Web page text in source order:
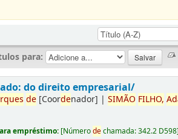
para:
do direito empresarial/
de [Coordenador] |SIMÃO FILHO,
empréstimo: [Númerodechamada:342.2 D598